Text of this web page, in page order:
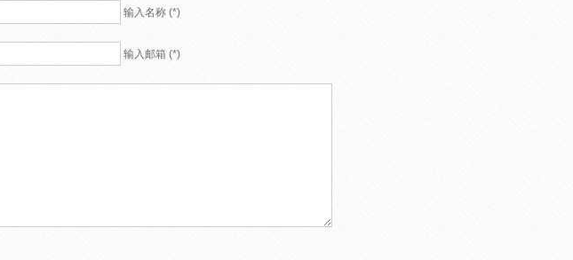
输入名称 (*)
输入邮箱 (*)